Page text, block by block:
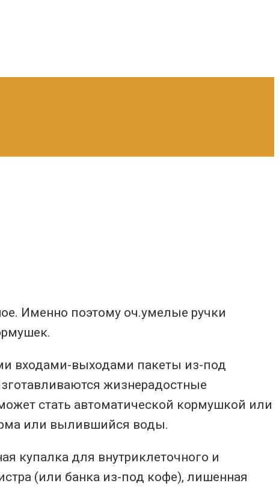
Именно поэтому оч.умелые ручки
входами-выходами пакеты из-под
жизнерадостные
стать автоматической кормушкой или
или вылившийся воды.
купалка для внутриклеточного и
(или банка из-под кофе), лишенная